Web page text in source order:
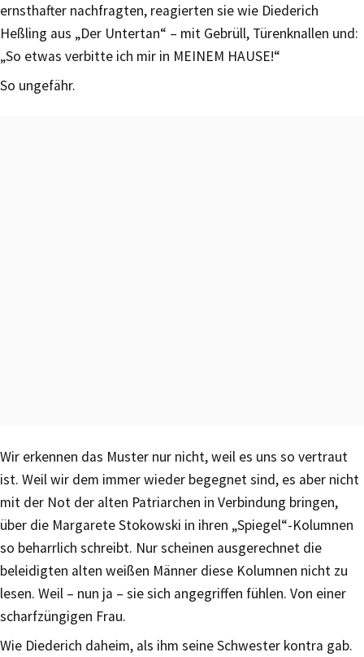
ernsthafter nachfragten, reagierten sie wie Diederich
Heßling aus „Der Untertan“ – mit Gebrüll, Türenknallen und:
„So etwas verbitte ich mir in MEINEM HAUSE!“
So ungefähr.
Wir erkennen das Muster nur nicht, weil es uns so vertraut
ist. Weil wir dem immer wieder begegnet sind, es aber nicht
mit der Not der alten Patriarchen in Verbindung bringen,
über die Margarete Stokowski in ihren „Spiegel“-Kolumnen
so beharrlich schreibt. Nur scheinen ausgerechnet die
beleidigten alten weißen Männer diese Kolumnen nicht zu
lesen. Weil – nun ja – sie sich angegriffen fühlen. Von einer
scharfzüngigen Frau.
Wie Diederich daheim, als ihm seine Schwester kontra gab.